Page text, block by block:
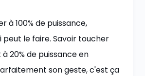
à 100% de puissance,
peut le faire. Savoir toucher
20% de puissance en
son geste, c'est ça